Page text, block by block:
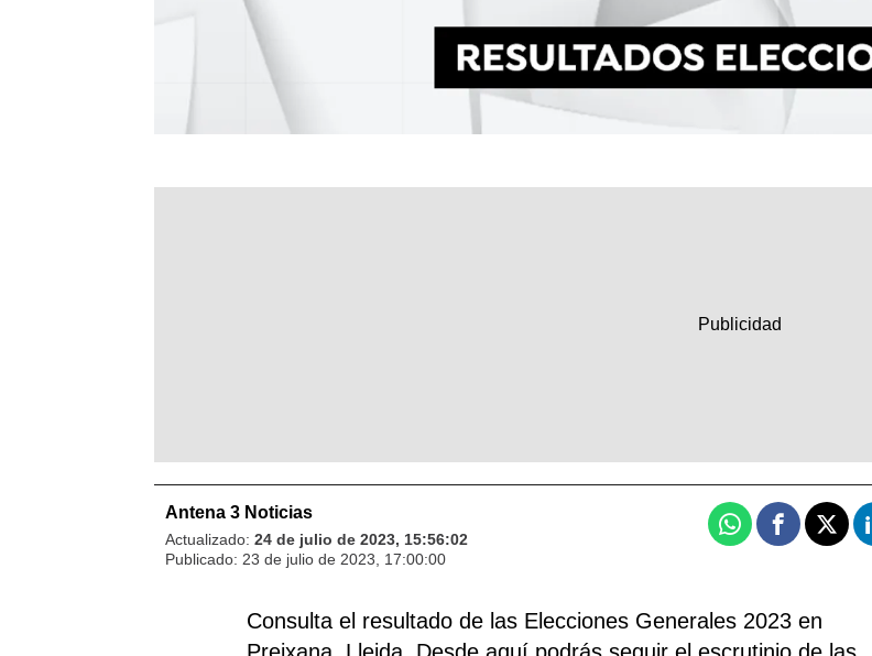
Antena 3 Noticias
Actualizado: 24 de julio de 2023, 15:56:02
Publicado: 23 de julio de 2023, 17:00:00
WhatsappFacebook
X
Consulta el resultado de las Elecciones Generales 2023 en
Preixana, Lleida. Desde aquí podrás seguir el escrutinio de las